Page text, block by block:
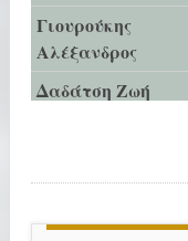
Γιουρούκης
Αλέξανδρος
Δαδάτση Ζωή
Γεωργιάδου